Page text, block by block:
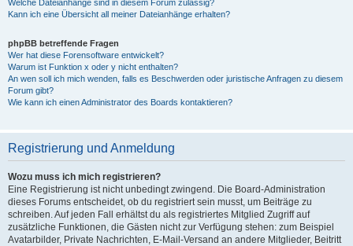
Welche Dateianhänge sind in diesem Forum zulässig?
Kann ich eine Übersicht all meiner Dateianhänge erhalten?
phpBB betreffende Fragen
Wer hat diese Forensoftware entwickelt?
Warum ist Funktion x oder y nicht enthalten?
An wen soll ich mich wenden, falls es Beschwerden oder juristische Anfragen zu diesem
Forum gibt?
Wie kann ich einen Administrator des Boards kontaktieren?
Registrierung und Anmeldung
Wozu muss ich mich registrieren?
Eine Registrierung ist nicht unbedingt zwingend. Die Board-Administration
dieses Forums entscheidet, ob du registriert sein musst, um Beiträge zu
schreiben. Auf jeden Fall erhältst du als registriertes Mitglied Zugriff auf
zusätzliche Funktionen, die Gästen nicht zur Verfügung stehen: zum Beispiel
Avatarbilder, Private Nachrichten, E-Mail-Versand an andere Mitglieder, Beitritt